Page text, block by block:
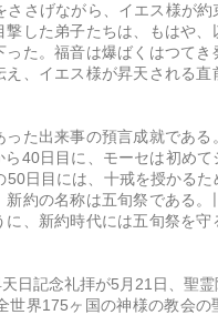
ささげながら、イエス様が
した弟子たちは、もはや
た。福音は爆ばくはつて
、イエス様が昇天される
た出来事の預言成就であ
40日目に、モーセは初め
日目には、十戒を授かる
約の名称は五旬祭である
、新約時代には五旬祭を
日記念礼拝が5月21日、聖
世界175ヶ国の神様の教会の